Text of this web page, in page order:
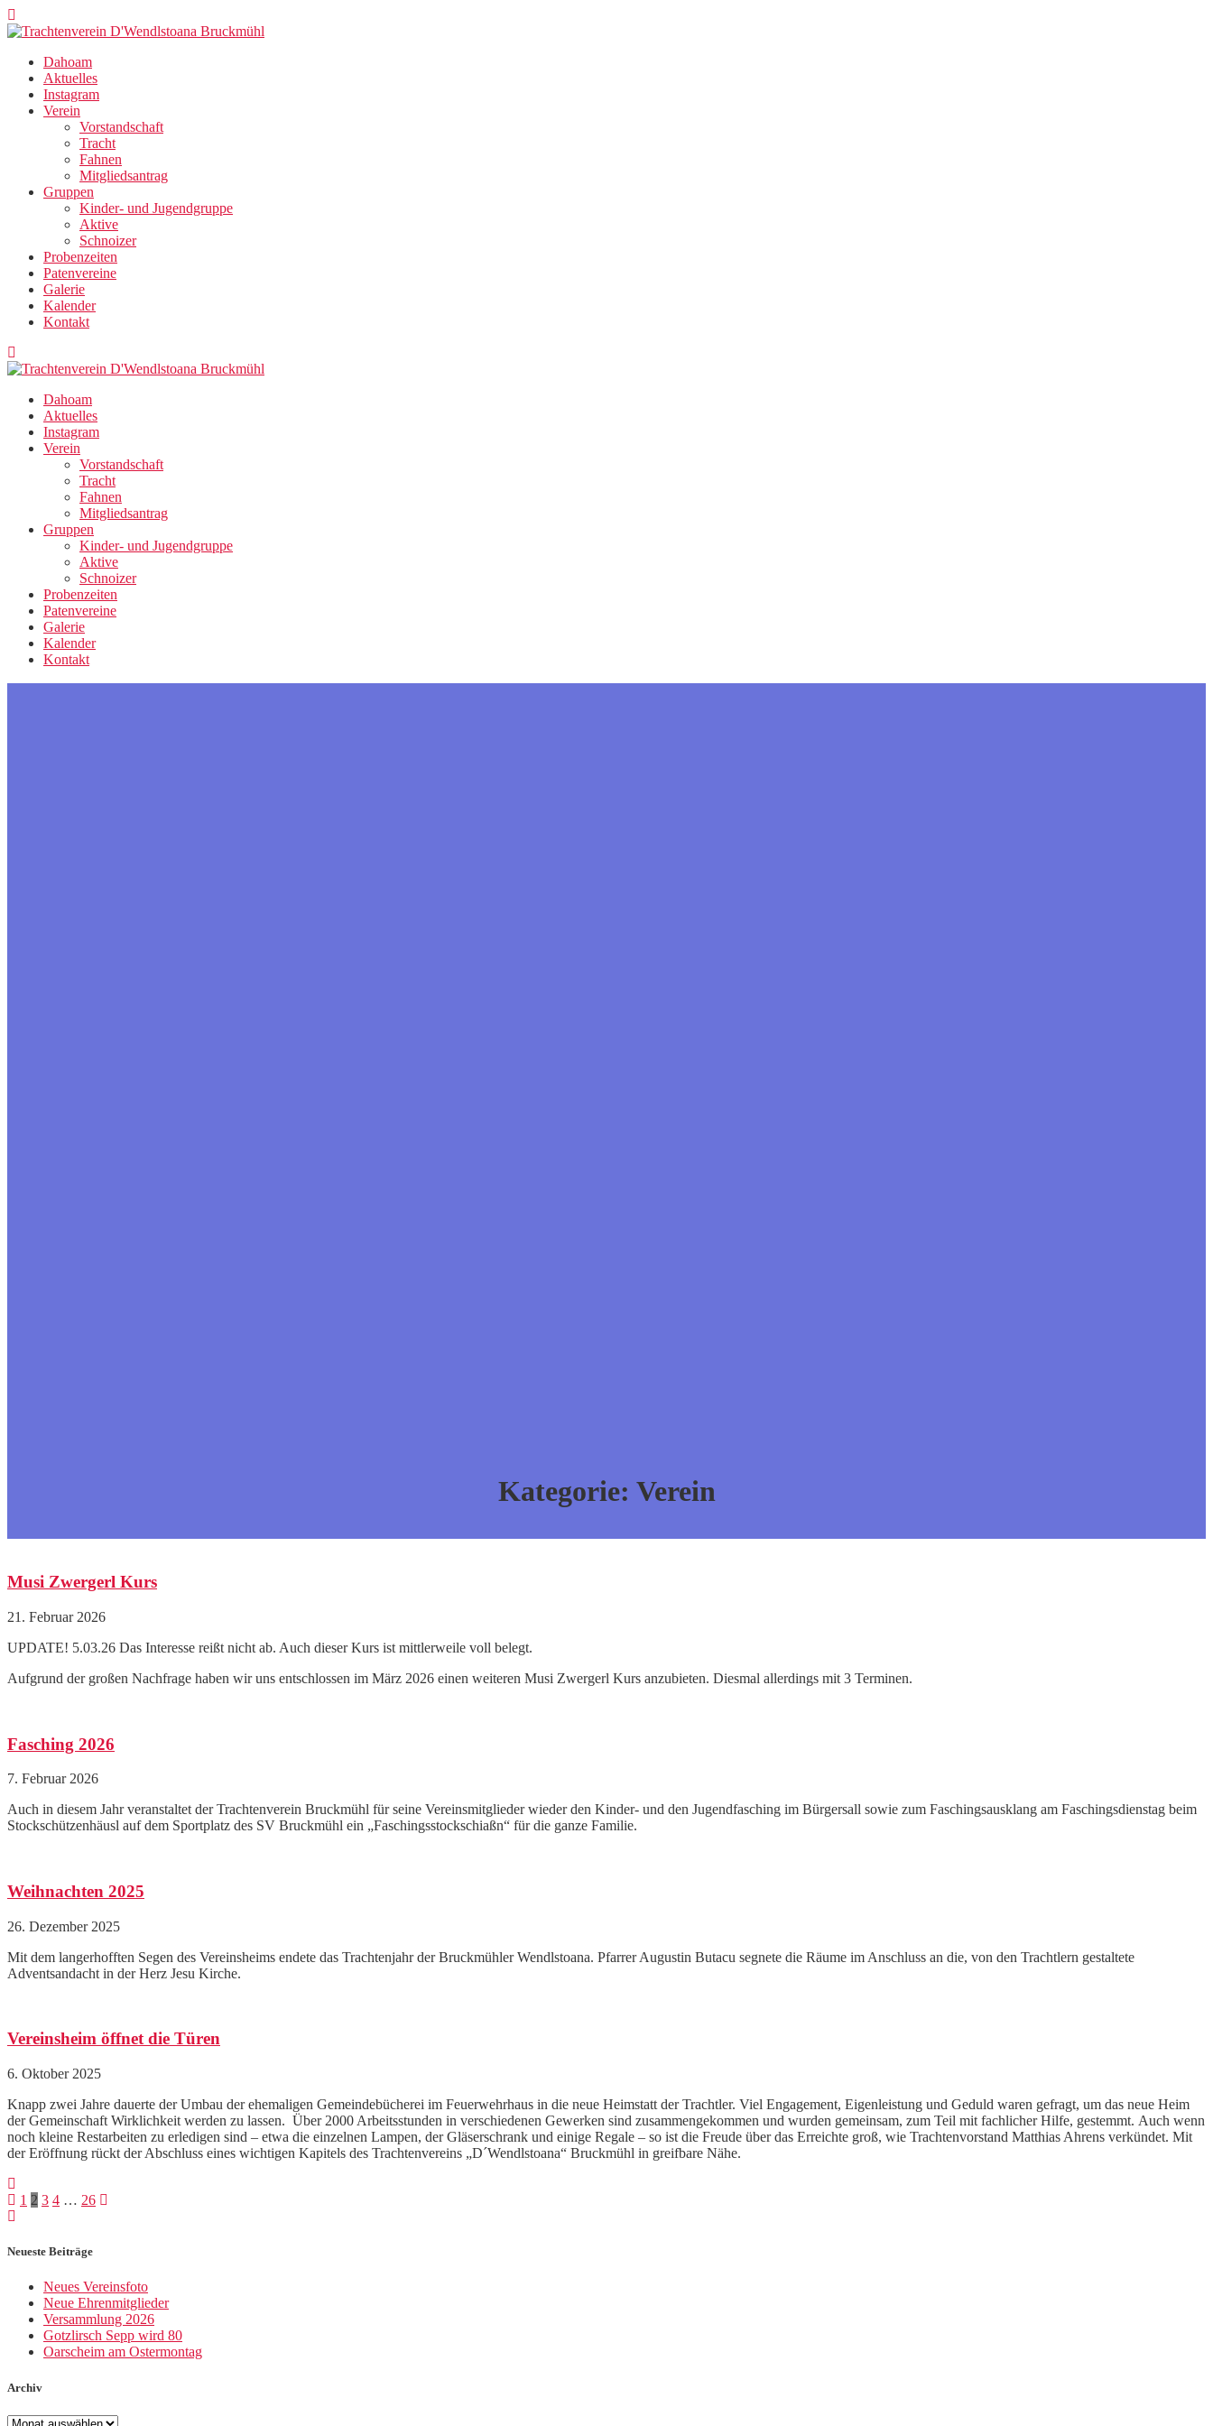
Zum
Inhalt
Dahoam
Aktuelles
Instagram
Verein
Vorstandschaft
Tracht
Fahnen
Mitgliedsantrag
Gruppen
Kinder- und Jugendgruppe
Aktive
Schnoizer
Probenzeiten
Patenvereine
Galerie
Kalender
Kontakt
Dahoam
Aktuelles
Instagram
Verein
Vorstandschaft
Tracht
Fahnen
Mitgliedsantrag
Gruppen
Kinder- und Jugendgruppe
Aktive
Schnoizer
Probenzeiten
Patenvereine
Galerie
Kalender
Kontakt
Kategorie: Verein
Musi Zwergerl Kurs
21. Februar 2026
UPDATE! 5.03.26 Das Interesse reißt nicht ab. Auch dieser Kurs ist mittlerweile voll belegt.
Aufgrund der großen Nachfrage haben wir uns entschlossen im März 2026 einen weiteren Musi Zwergerl Kurs anzubieten. Diesmal allerdings mit 3 Terminen.
Fasching 2026
7. Februar 2026
Auch in diesem Jahr veranstaltet der Trachtenverein Bruckmühl für seine Vereinsmitglieder wieder den Kinder- und den Jugendfasching im Bürgersall sowie zum Faschingsausklang am Faschingsdienstag beim
Stockschützenhäusl auf dem Sportplatz des SV Bruckmühl ein „Faschingsstockschiaßn“ für die ganze Familie.
Weihnachten 2025
26. Dezember 2025
Mit dem langerhofften Segen des Vereinsheims endete das Trachtenjahr der Bruckmühler Wendlstoana. Pfarrer Augustin Butacu segnete die Räume im Anschluss an die, von den Trachtlern gestaltete
Adventsandacht in der Herz Jesu Kirche.
Vereinsheim öffnet die Türen
6. Oktober 2025
Knapp zwei Jahre dauerte der Umbau der ehemaligen Gemeindebücherei im Feuerwehrhaus in die neue Heimstatt der Trachtler. Viel Engagement, Eigenleistung und Geduld waren gefragt, um das neue Heim
der Gemeinschaft Wirklichkeit werden zu lassen. Über 2000 Arbeitsstunden in verschiedenen Gewerken sind zusammengekommen und wurden gemeinsam, zum Teil mit fachlicher Hilfe, gestemmt. Auch wenn
noch kleine Restarbeiten zu erledigen sind – etwa die einzelnen Lampen, der Gläserschrank und einige Regale – so ist die Freude über das Erreichte groß, wie Trachtenvorstand Matthias Ahrens verkündet. Mit
der Eröffnung rückt der Abschluss eines wichtigen Kapitels des Trachtenvereins „D´Wendlstoana“ Bruckmühl in greifbare Nähe.
Beitragsnavigation
Seite
1 Seite
2 Seite
3 Seite
4 … Seite
26
Neueste Beiträge
Neues Vereinsfoto
Neue Ehrenmitglieder
Versammlung 2026
Gotzlirsch Sepp wird 80
Oarscheim am Ostermontag
Archiv
Archiv